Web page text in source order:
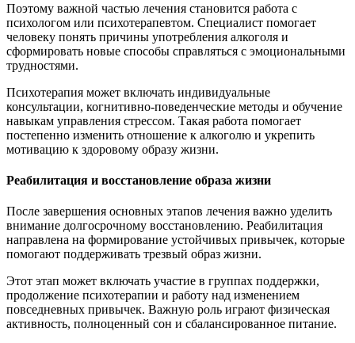
Поэтому важной частью лечения становится работа с
психологом или психотерапевтом. Специалист помогает
человеку понять причины употребления алкоголя и
сформировать новые способы справляться с эмоциональными
трудностями.
Психотерапия может включать индивидуальные
консультации, когнитивно-поведенческие методы и обучение
навыкам управления стрессом. Такая работа помогает
постепенно изменить отношение к алкоголю и укрепить
мотивацию к здоровому образу жизни.
Реабилитация и восстановление образа жизни
После завершения основных этапов лечения важно уделить
внимание долгосрочному восстановлению. Реабилитация
направлена на формирование устойчивых привычек, которые
помогают поддерживать трезвый образ жизни.
Этот этап может включать участие в группах поддержки,
продолжение психотерапии и работу над изменением
повседневных привычек. Важную роль играют физическая
активность, полноценный сон и сбалансированное питание.